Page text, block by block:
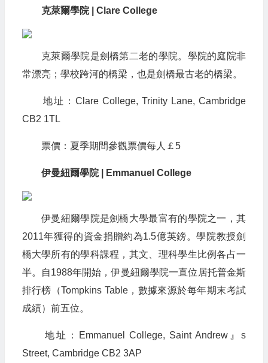
克萊爾學院 | Clare College
克萊爾學院是劍橋第二老的學院。學院的庭院非
常漂亮；學校跨河的橋梁，也是劍橋最古老的橋梁。
地址：Clare College, Trinity Lane, Cambridge
CB2 1TL
票價：夏季期間參觀票價每人￡5
伊曼紐爾學院 | Emmanuel College
伊曼紐爾學院是劍橋大學最富有的學院之一，其
2011年獲得的資金捐贈約為1.5億英鎊。學院教授劍
橋大學所有的學科課程，其文、理科學生比例各占一
半。自1988年開始，伊曼紐爾學院一直位居托普金斯
排行榜（Tompkins Table，數據來源於每年期末考試
成績）前五位。
地址：Emmanuel College, Saint Andrew』s
Street, Cambridge CB2 3AP